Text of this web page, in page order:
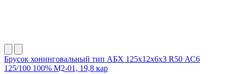
Брусок хонинговальный тип АБХ 125х12х6х3 R50 АС6
125/100 100% М2-01, 19,8 кар